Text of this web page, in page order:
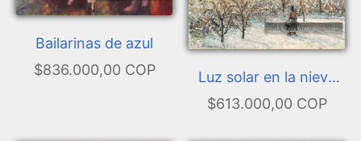
Bailarinas de azul
$836.000,00 COP
Luz solar en la nieve
por la mañana
$613.000,00 COP